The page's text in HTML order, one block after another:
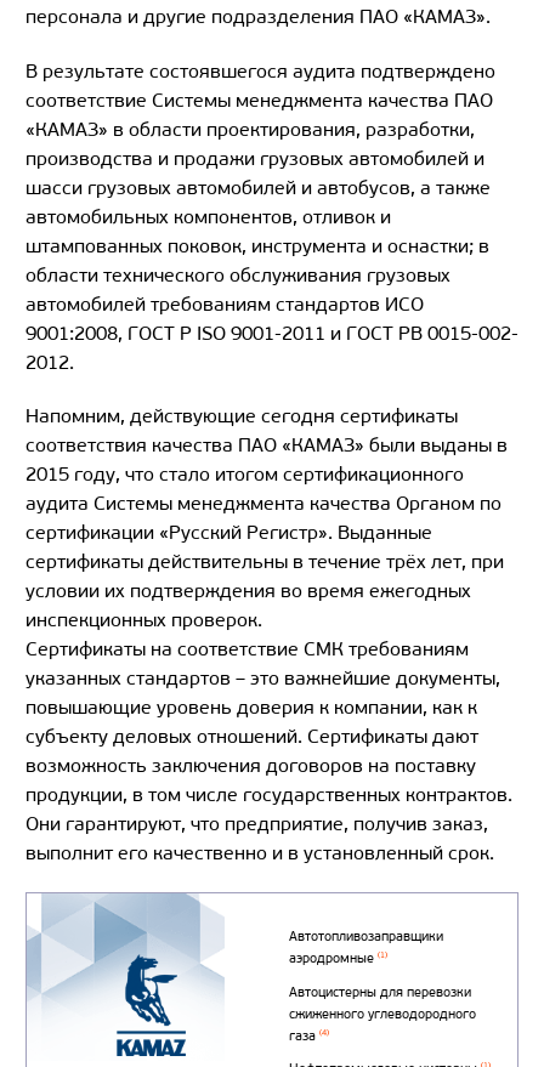
персонала и другие подразделения ПАО «КАМАЗ».
В результате состоявшегося аудита подтверждено
соответствие Системы менеджмента качества ПАО
«КАМАЗ» в области проектирования, разработки,
производства и продажи грузовых автомобилей и
шасси грузовых автомобилей и автобусов, а также
автомобильных компонентов, отливок и
штампованных поковок, инструмента и оснастки; в
области технического обслуживания грузовых
автомобилей требованиям стандартов ИСО
9001:2008, ГОСТ Р ISO 9001-2011 и ГОСТ РВ 0015-002-
2012.
Напомним, действующие сегодня сертификаты
соответствия качества ПАО «КАМАЗ» были выданы в
2015 году, что стало итогом сертификационного
аудита Системы менеджмента качества Органом по
сертификации «Русский Регистр». Выданные
сертификаты действительны в течение трёх лет, при
условии их подтверждения во время ежегодных
инспекционных проверок.
Сертификаты на соответствие СМК требованиям
указанных стандартов – это важнейшие документы,
повышающие уровень доверия к компании, как к
субъекту деловых отношений. Сертификаты дают
возможность заключения договоров на поставку
продукции, в том числе государственных контрактов.
Они гарантируют, что предприятие, получив заказ,
выполнит его качественно и в установленный срок.